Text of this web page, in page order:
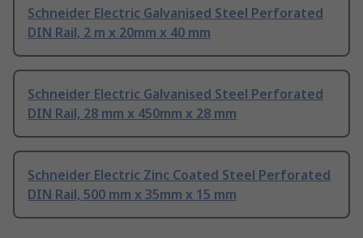
Schneider Electric Galvanised Steel Perforated
DIN Rail, 2 m x 20mm x 40 mm
Schneider Electric Galvanised Steel Perforated
DIN Rail, 28 mm x 450mm x 28 mm
Schneider Electric Zinc Coated Steel Perforated
DIN Rail, 500 mm x 35mm x 15 mm